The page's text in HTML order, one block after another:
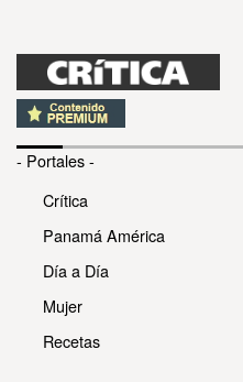
- Portales -
Crítica
Panamá América
Día a Día
Mujer
Recetas